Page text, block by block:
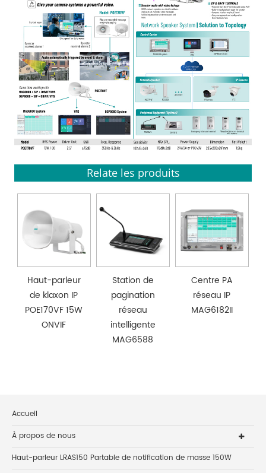
Relate les produits
Haut-parleur
de klaxon IP
POE170VF 15W
ONVIF
Station de
pagination
réseau
intelligente
MAG6588
Centre PA
réseau IP
MAG6182II
Accueil
À propos de nous
Haut-parleur LRAS150 Partable de notification de masse 150W